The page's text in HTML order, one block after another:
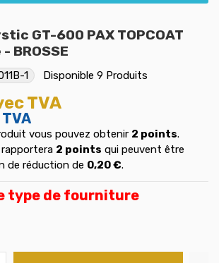
GT-600 PAX TOPCOAT
BROSSE
1 Disponible 9 Produits
TVA
vous pouvez obtenir 2 points.
2 points qui peuvent être
de réduction de 0,20 €.
type de fourniture